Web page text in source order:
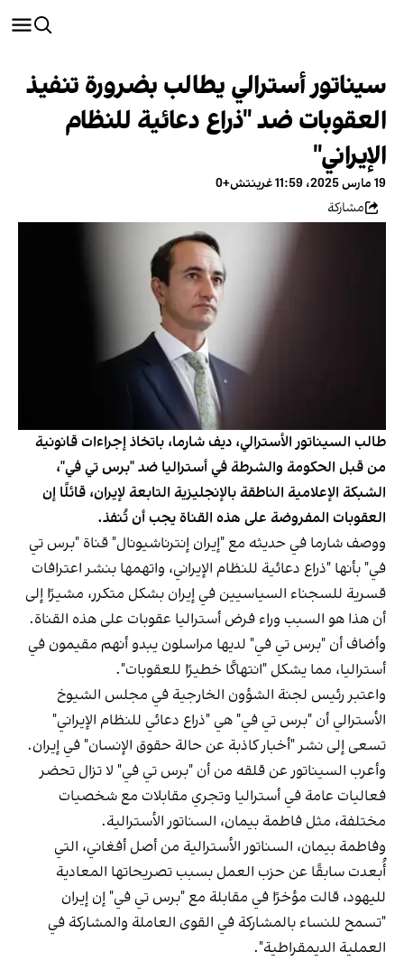
سيناتور أسترالي يطالب بضرورة تنفيذ
العقوبات ضد "ذراع دعائية للنظام
الإيراني"
19 مارس 2025، 11:59 غرينتش+0
مشاركة
طالب السيناتور الأسترالي، ديف شارما، باتخاذ إجراءات قانونية
من قبل الحكومة والشرطة في أستراليا ضد "برس تي في"،
الشبكة الإعلامية الناطقة بالإنجليزية التابعة لإيران، قائلًا إن
العقوبات المفروضة على هذه القناة يجب أن تُنفذ.
ووصف شارما في حديثه مع "إيران إنترناشيونال" قناة "برس تي
في" بأنها "ذراع دعائية للنظام الإيراني، واتهمها بنشر اعترافات
قسرية للسجناء السياسيين في إيران بشكل متكرر، مشيرًا إلى
أن هذا هو السبب وراء فرض أستراليا عقوبات على هذه القناة.
وأضاف أن "برس تي في" لديها مراسلون يبدو أنهم مقيمون في
أستراليا، مما يشكل "انتهاكًا خطيرًا للعقوبات".
واعتبر رئيس لجنة الشؤون الخارجية في مجلس الشيوخ
الأسترالي أن "برس تي في" هي "ذراع دعائي للنظام الإيراني"
تسعى إلى نشر "أخبار كاذبة عن حالة حقوق الإنسان" في إيران.
وأعرب السيناتور عن قلقه من أن "برس تي في" لا تزال تحضر
فعاليات عامة في أستراليا وتجري مقابلات مع شخصيات
مختلفة، مثل فاطمة بيمان، السناتور الأسترالية.
وفاطمة بيمان، السناتور الأسترالية من أصل أفغاني، التي
أُبعدت سابقًا عن حزب العمل بسبب تصريحاتها المعادية
لليهود، قالت مؤخرًا في مقابلة مع "برس تي في" إن إيران
"تسمح للنساء بالمشاركة في القوى العاملة والمشاركة في
العملية الديمقراطية".